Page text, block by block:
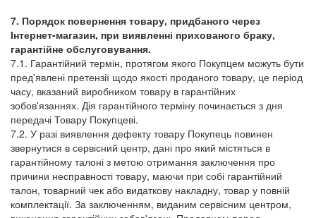
7. Порядок повернення товару, придбаного через
Інтернет-магазин, при виявленні прихованого браку,
гарантійне обслуговування.
7.1. Гарантійний термін, протягом якого Покупцем можуть бути
пред'явлені претензії щодо якості проданого товару, це період
часу, вказаний виробником товару в гарантійних
зобов'язаннях. Дія гарантійного терміну починається з дня
передачі Товару Покупцеві.
7.2. У разі виявлення дефекту товару Покупець повинен
звернутися в сервісний центр, дані про який містяться в
гарантійному талоні з метою отримання заключення про
причини несправності товару, маючи при собі гарантійний
талон, товарний чек або видаткову накладну, товар у повній
комплектації. За заключенням, виданим сервісним центром,